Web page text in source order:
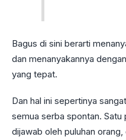
Bagus di sini berarti
dan menanyakannya
yang tepat.
Dan hal ini sepertinya
semua serba spontan. Satu
dijawab oleh puluhan